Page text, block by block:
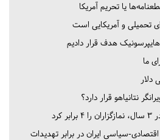
یا تحریم‌ آمریکا
تحمیلی و آمریکایی است
هدف قرار دادیم
ما
دلار
نتانیاهو قرار دارد؟
اقتصادی-سیاسی ایران در برابر تهدیدات